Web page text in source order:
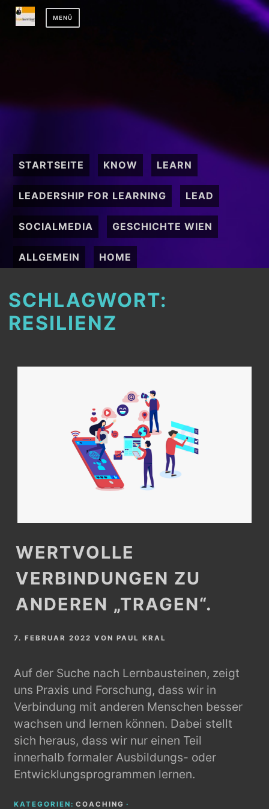
Zum
Inhalt
MENÜ
STARTSEITE KNOW LEARN
LEADERSHIP FOR LEARNING LEAD
SOCIALMEDIA GESCHICHTE WIEN
ALLGEMEIN HOME
SCHLAGWORT:
RESILIENZ
WERTVOLLE
VERBINDUNGEN ZU
ANDEREN „TRAGEN“.
7. FEBRUAR 2022 VONPAUL KRAL
Auf der Suche nach Lernbausteinen, zeigt
uns Praxis und Forschung, dass wir in
Verbindung mit anderen Menschen besser
wachsen und lernen können. Dabei stellt
sich heraus, dass wir nur einen Teil
innerhalb formaler Ausbildungs- oder
Entwicklungsprogrammen lernen.
KATEGORIEN: COACHING ·